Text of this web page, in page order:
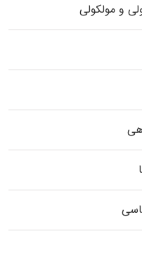
و مولکولی